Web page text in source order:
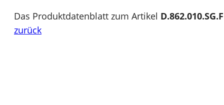
Das Produktdatenblatt zum Artikel
zurück